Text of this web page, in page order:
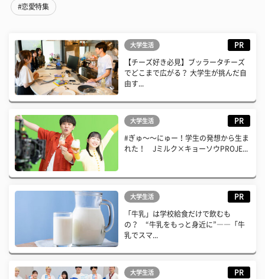
#恋愛特集
大学生活 PR
【チーズ好き必見】ブッラータチーズ
でどこまで広がる？ 大学生が挑んだ自
由す...
大学生活 PR
#ぎゅ〜〜にゅー！学生の発想から生ま
れた！ Jミルク×キョーソウPROJE...
大学生活 PR
「牛乳」は学校給食だけで飲むも
の？ “牛乳をもっと身近に”――「牛
乳でスマ...
大学生活 PR